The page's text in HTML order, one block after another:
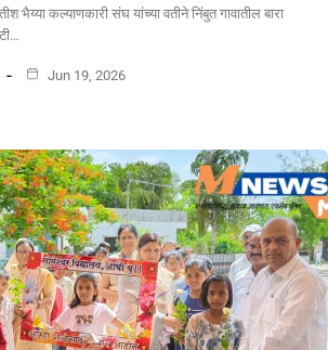
भैय्या कल्याणकारी संघ यांच्या वतीने निंबुत गावातील बारा
Jun 19, 2026